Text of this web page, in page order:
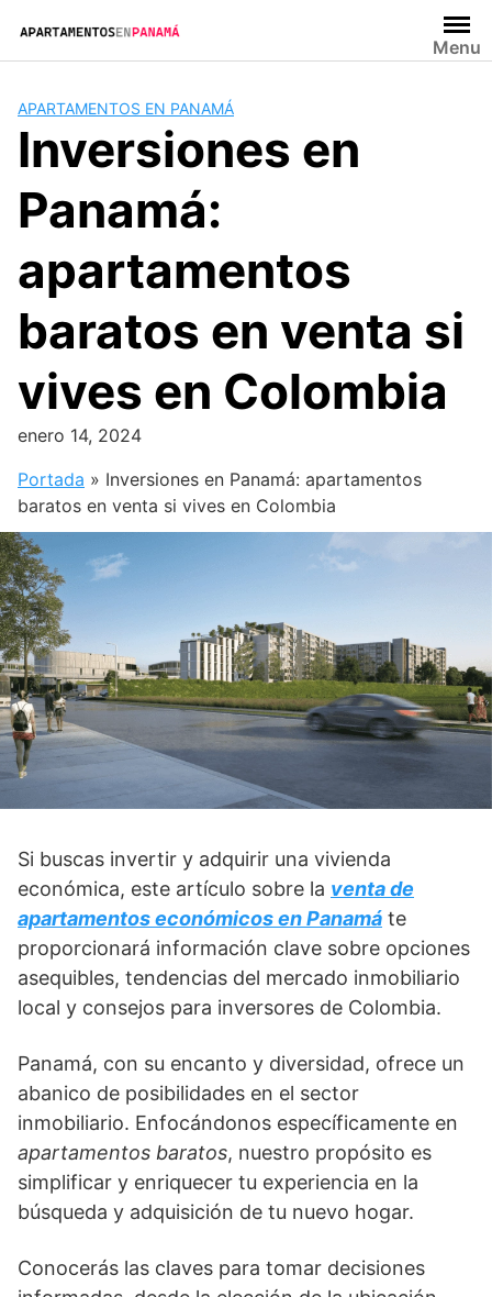
contenido
Menu
APARTAMENTOS EN PANAMÁ
Inversiones en
Panamá:
apartamentos
baratos en venta si
vives en Colombia
enero 14, 2024
Portada » Inversiones en Panamá: apartamentos
baratos en venta si vives en Colombia
Si buscas invertir y adquirir una vivienda
económica, este artículo sobre la venta de
apartamentos económicos en Panamá te
proporcionará información clave sobre opciones
asequibles, tendencias del mercado inmobiliario
local y consejos para inversores de Colombia.
Panamá, con su encanto y diversidad, ofrece un
abanico de posibilidades en el sector
inmobiliario. Enfocándonos específicamente en
apartamentos baratos, nuestro propósito es
simplificar y enriquecer tu experiencia en la
búsqueda y adquisición de tu nuevo hogar.
Conocerás las claves para tomar decisiones